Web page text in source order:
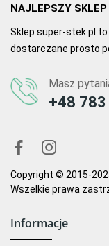
NAJLEPSZY
Sklep super-stek.pl
dostarczane prosto
Masz
+48
Copyright © 2015-
Wszelkie prawa
Informacje